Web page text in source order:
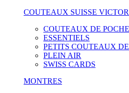
COUTEAUX SUISSE
COUTEAUX DE
ESSENTIELS
PETITS COUTEAUX
PLEIN AIR
SWISS CARDS
MONTRES